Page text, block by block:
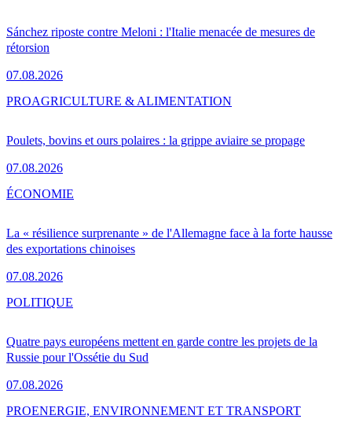
Sánchez riposte contre Meloni : l'Italie menacée de mesures de
rétorsion
07.08.2026
Poulets, bovins et ours polaires : la grippe aviaire se propage
07.08.2026
PROAGRICULTURE & ALIMENTATION
La « résilience surprenante » de l'Allemagne face à la forte hausse
des exportations chinoises
07.08.2026
ÉCONOMIE
Quatre pays européens mettent en garde contre les projets de la
Russie pour l'Ossétie du Sud
07.08.2026
POLITIQUE
PROENERGIE, ENVIRONNEMENT ET TRANSPORT